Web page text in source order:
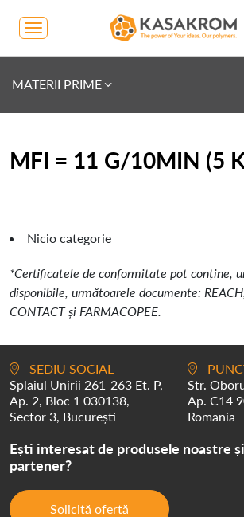
MATERII PRIME
MFI = 11 G/10MIN (5
Nicio categorie
*Certificatele de conformitate pot conține,
disponibile, următoarele documente:
CONTACT și FARMACOPEE.
SEDIU SOCIAL
Splaiul Unirii 261-263 Et. P,
Ap. 2, Bloc 1 030138,
Sector 3, București
Str.
Ap. C14
Romania
Ești interesat de produsele noastre
partener?
Solicită ofertă